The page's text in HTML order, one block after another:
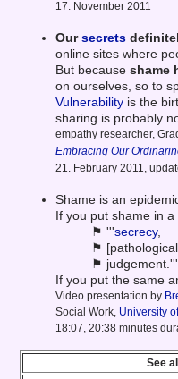
17. November 2011
Oursecrets
online sites where
But becauseshame
on ourselves, so to
Vulnerability is the
sharing is probably
empathy researcher,
Embracing Our
21. February 2011,
Shame is an
If you put shame in
⚑ '''secrecy,
⚑
⚑ judgement.'''
If you put the same
Video presentation by
Social Work, University
18:07, 20:38 minutes
See